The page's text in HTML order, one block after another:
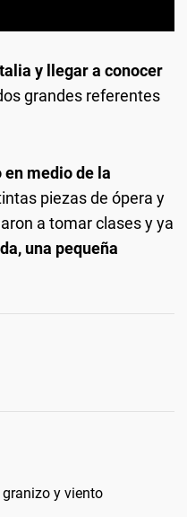
y llegar a conocer
grandes referentes
medio de la
piezas de ópera y
a tomar clases y ya
una pequeña
y viento